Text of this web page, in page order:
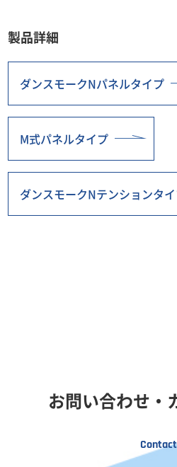
製品詳細
ダンスモークNパネルタイプ
M式パネルタイプ
ダンスモークNテンションタ
お問い合わせ・
Contact